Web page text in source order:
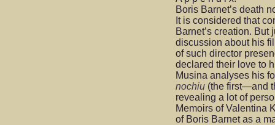
Boris Barnet’s death
It is considered that
Barnet’s creation.
discussion about his
of such director
declared their love to
Musina analyses his
nochiu (the first—and
revealing a lot of
Memoirs of Valentina
of Boris Barnet as a